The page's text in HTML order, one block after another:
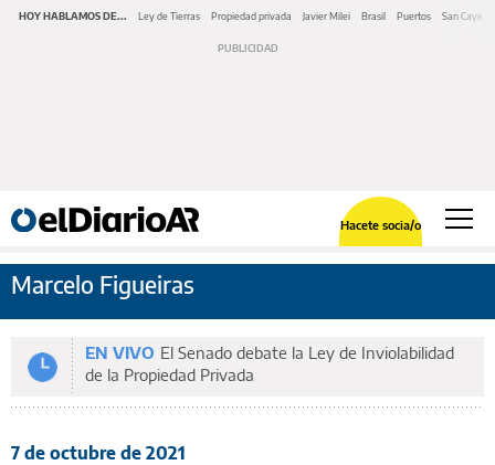
HOY HABLAMOS DE... Ley de Tierras Propiedad privada Javier Milei Brasil Puertos San
Hacete socia/o
Marcelo Figueiras
EN VIVO El Senado debate la Ley de Inviolabilidad
de la Propiedad Privada
7 de octubre de 2021